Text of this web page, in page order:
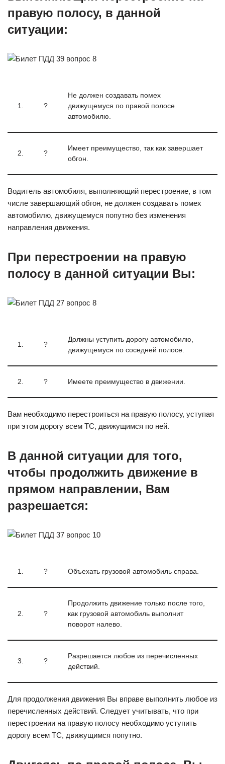
правую полосу, в данной
ситуации:
1. ?
Не должен создавать помех
движущемуся по правой полосе
автомобилю.
2. ?
Имеет преимущество, так как завершает
обгон.
Водитель автомобиля, выполняющий перестроение, в том
числе завершающий обгон, не должен создавать помех
автомобилю, движущемуся попутно без изменения
направления движения.
При перестроении на правую
полосу в данной ситуации Вы:
1. ?
Должны уступить дорогу автомобилю,
движущемуся по соседней полосе.
2. ? Имеете преимущество в движении.
Вам необходимо перестроиться на правую полосу, уступая
при этом дорогу всем ТС, движущимся по ней.
В данной ситуации для того,
чтобы продолжить движение в
прямом направлении, Вам
разрешается:
1. ? Объехать грузовой автомобиль справа.
2. ?
Продолжить движение только после того,
как грузовой автомобиль выполнит
поворот налево.
3. ?
Разрешается любое из перечисленных
действий.
Для продолжения движения Вы вправе выполнить любое из
перечисленных действий. Следует учитывать, что при
перестроении на правую полосу необходимо уступить
дорогу всем ТС, движущимся попутно.